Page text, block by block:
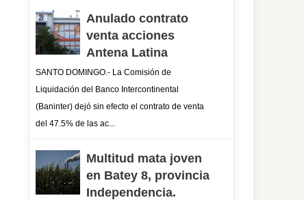
Anulado contrato
venta acciones
Antena Latina
SANTO DOMINGO.- La Comisión de
Liquidación del Banco Intercontinental
(Baninter) dejó sin efecto el contrato de venta
del 47.5% de las ac...
Multitud mata joven
en Batey 8, provincia
Independencia.